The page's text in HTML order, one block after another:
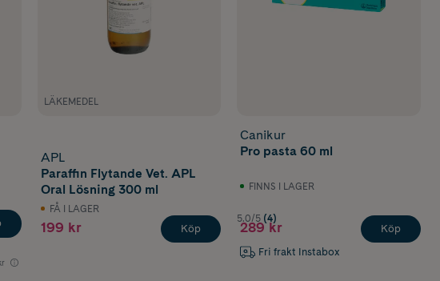
LÄKEMEDEL
APL
Paraffin Flytande Vet. APL
Oral Lösning 300 ml
FÅ I LAGER
199 kr Köp
Canikur
Pro pasta 60 ml
FINNS I LAGER
5.0/5 (4)
289 kr
Fri frakt Instabox
Köp